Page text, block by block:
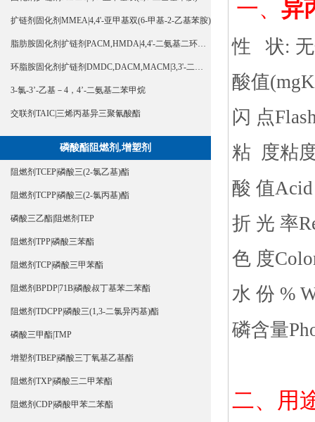
一、 异
性 状: 无
酸值
闪 点
粘 度粘
酸 值
折 光 率
色 度
水 份 %
磷含量
二、用
扩链剂固化剂MMEA|4,4'-亚甲基双(6-甲基-2-乙基苯胺)
脂肪胺固化剂扩链剂PACM,HMDA|4,4'-二氨基二环己基甲烷
环脂胺固化剂扩链剂DMDC,DACM,MACM|3,3'-二甲基-4,4'-二氨基二环己基甲烷
3-氯-3’-乙基－4，4’-二氨基二苯甲烷
交联剂TAIC|三烯丙基异三聚氰酸酯
磷酸酯阻燃剂,增塑剂
阻燃剂TCEP|磷酸三(2-氯乙基)酯
阻燃剂TCPP|磷酸三(2-氯丙基)酯
磷酸三乙酯|阻燃剂TEP
阻燃剂TPP|磷酸三苯酯
阻燃剂TCP|磷酸三甲苯酯
阻燃剂BPDP|71B|磷酸叔丁基苯二苯酯
阻燃剂TDCPP|磷酸三(1,3-二氯异丙基)酯
磷酸三甲酯|TMP
增塑剂TBEP|磷酸三丁氧基乙基酯
阻燃剂TXP|磷酸三二甲苯酯
阻燃剂CDP|磷酸甲苯二苯酯